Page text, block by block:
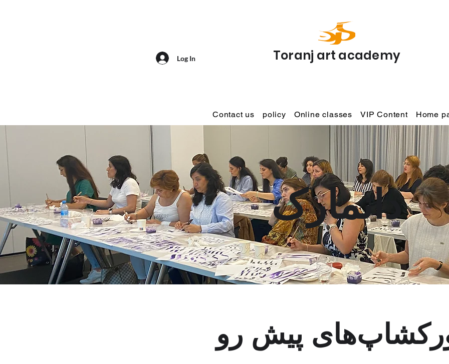
Log In Toranj art academy
Contact us policy Online classes VIP Content Home
دانمارک
پیش رو